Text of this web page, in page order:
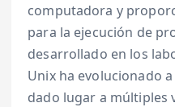
computadora y
para la ejecución de
desarrollado en los
Unix ha evolucionado
dado lugar a múltiples